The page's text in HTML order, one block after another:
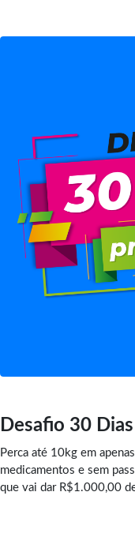
Desafio 30
Perca até 10kg em
medicamentos e sem
que vai dar R$1.000,00